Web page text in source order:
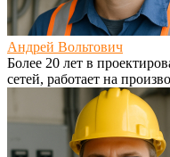
Андрей Вольтович
Более 20 лет в
сетей, работает на